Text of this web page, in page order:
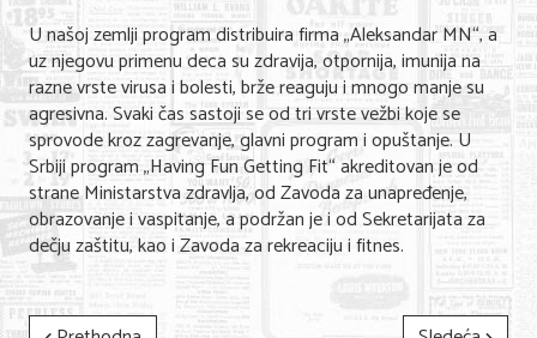
Hobi i razonoda
UPIS FIRMI
MARKETING
KONTAKT
O NAMA
U našoj zemlji program distribuira firma „Aleksandar MN“, a
uz njegovu primenu deca su zdravija, otpornija, imunija na
razne vrste virusa i bolesti, brže reaguju i mnogo manje su
agresivna. Svaki čas sastoji se od tri vrste vežbi koje se
sprovode kroz zagrevanje, glavni program i opuštanje. U
Srbiji program „Having Fun Getting Fit“ akreditovan je od
strane Ministarstva zdravlja, od Zavoda za unapređenje,
obrazovanje i vaspitanje, a podržan je i od Sekretarijata za
dečju zaštitu, kao i Zavoda za rekreaciju i fitnes.